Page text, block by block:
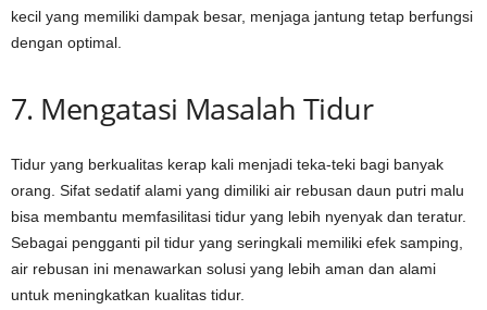
kecil yang memiliki dampak besar, menjaga jantung tetap berfungsi
dengan optimal.
7. Mengatasi Masalah Tidur
Tidur yang berkualitas kerap kali menjadi teka-teki bagi banyak
orang. Sifat sedatif alami yang dimiliki air rebusan daun putri malu
bisa membantu memfasilitasi tidur yang lebih nyenyak dan teratur.
Sebagai pengganti pil tidur yang seringkali memiliki efek samping,
air rebusan ini menawarkan solusi yang lebih aman dan alami
untuk meningkatkan kualitas tidur.